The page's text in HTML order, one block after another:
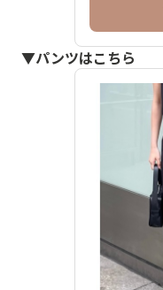
▼パンツはこちら